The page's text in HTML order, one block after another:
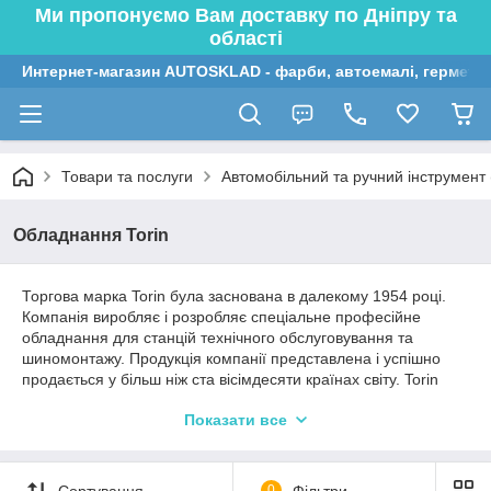
Ми пропонуємо Вам доставку по Дніпру та
області
Интернет-магазин AUTOSKLAD - фарби, автоемалі,
Товари та послуги Автомобільний та ручний
Обладнання Torin
Торгова марка Torin була заснована в далекому 1954 році.
Компанія виробляє і розробляє спеціальне професійне
обладнання для станцій технічного обслуговування та
шиномонтажу. Продукція компанії представлена і успішно
продається у більш ніж ста вісімдесяти країнах світу. Torin
безнесу у сфері обслуговування автомобілів, але також і
Renault.
Показати все